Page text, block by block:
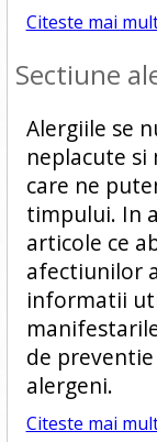
Citeste mai
Sectiune
Alergiile se
neplacute
care ne
timpului. In
articole ce
afectiunilor
informatii
de
alergeni.
Citeste mai